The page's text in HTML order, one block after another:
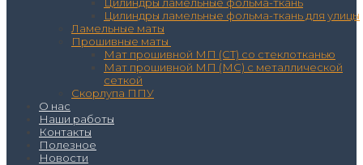
Цилиндры ламельные фольма-ткань для улицы
Ламельные маты
Прошивные маты
Мат прошивной МП (СТ) со стеклотканью
Мат прошивной МП (МС) с металлической
сеткой
Скорлупа ППУ
О нас
Наши работы
Контакты
Полезное
Новости